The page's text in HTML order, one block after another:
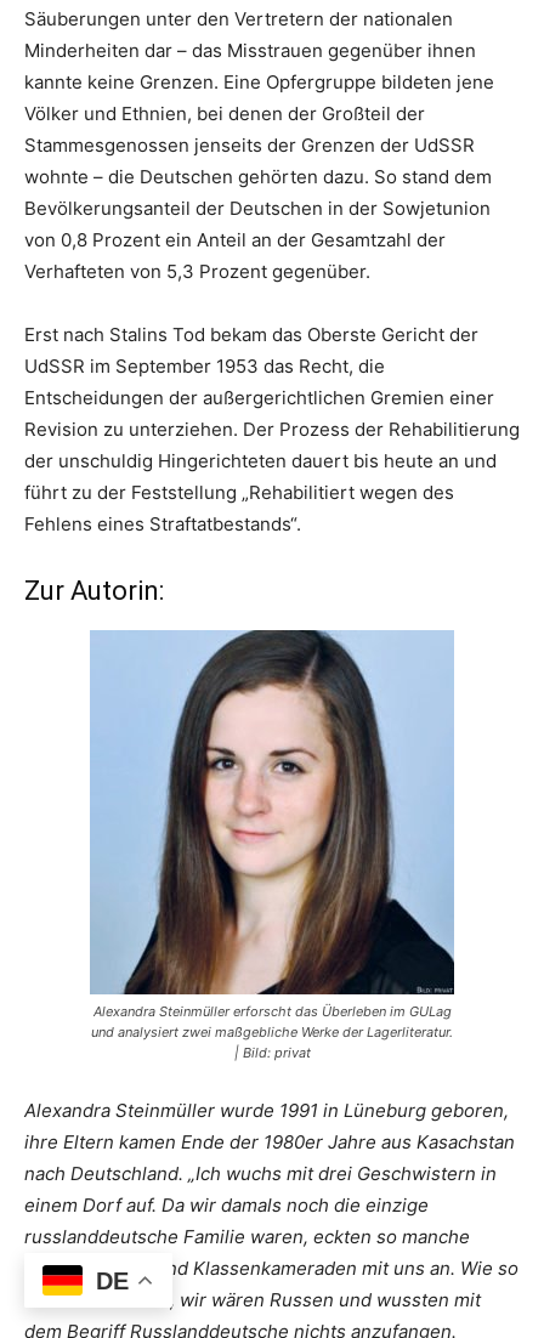
Säuberungen unter den Vertretern der nationalen
Minderheiten dar – das Misstrauen gegenüber ihnen
kannte keine Grenzen. Eine Opfergruppe bildeten jene
Völker und Ethnien, bei denen der Großteil der
Stammesgenossen jenseits der Grenzen der UdSSR
wohnte – die Deutschen gehörten dazu. So stand dem
Bevölkerungsanteil der Deutschen in der Sowjetunion
von 0,8 Prozent ein Anteil an der Gesamtzahl der
Verhafteten von 5,3 Prozent gegenüber.
Erst nach Stalins Tod bekam das Oberste Gericht der
UdSSR im September 1953 das Recht, die
Entscheidungen der außergerichtlichen Gremien einer
Revision zu unterziehen. Der Prozess der Rehabilitierung
der unschuldig Hingerichteten dauert bis heute an und
führt zu der Feststellung „Rehabilitiert wegen des
Fehlens eines Straftatbestands“.
Zur Autorin:
Alexandra Steinmüller erforscht das Überleben im GULag
und analysiert zwei maßgebliche Werke der Lagerliteratur.
| Bild: privat
Alexandra Steinmüller wurde 1991 in Lüneburg geboren,
ihre Eltern kamen Ende der 1980er Jahre aus Kasachstan
nach Deutschland. „Ich wuchs mit drei Geschwistern in
einem Dorf auf. Da wir damals noch die einzige
russlanddeutsche Familie waren, eckten so manche
Dorfbewohner und Klassenkameraden mit uns an. Wie so
viele dachten sie, wir wären Russen und wussten mit
dem Begriff Russlanddeutsche nichts anzufangen.
DE